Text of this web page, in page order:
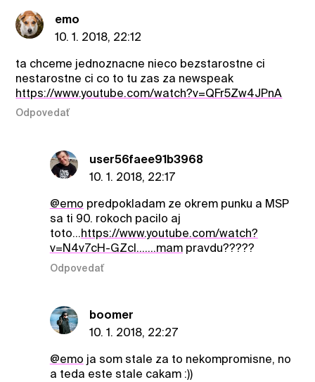
emo
10. 1. 2018, 22:12
ta chceme jednoznacne nieco bezstarostne ci
nestarostne ci co to tu zas za newspeak
https://www.youtube.com/watch?v=QFr5Zw4JPnA
Odpovedať
user56faee91b3968
10. 1. 2018, 22:17
@emo predpokladam ze okrem punku a MSP
sa ti 90. rokoch pacilo aj
toto...https://www.youtube.com/watch?
v=N4v7cH-GZcI.......mampravdu?????
Odpovedať
boomer
10. 1. 2018, 22:27
@emo ja som stale za to nekompromisne, no
a teda este stale cakam :))